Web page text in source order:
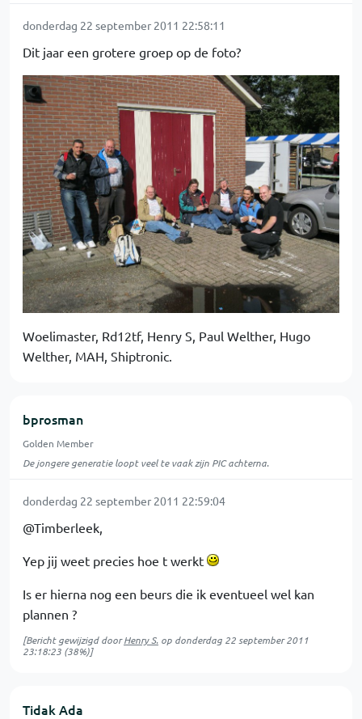
donderdag 22 september 2011 22:58:11
Dit jaar een grotere groep op de foto?
Woelimaster, Rd12tf, Henry S, Paul Welther, Hugo
Welther, MAH, Shiptronic.
bprosman
Golden Member
De jongere generatie loopt veel te vaak zijn PIC achterna.
donderdag 22 september 2011 22:59:04
@Timberleek,
Yep jij weet precies hoe t werkt
Is er hierna nog een beurs die ik eventueel wel kan
plannen ?
[Bericht gewijzigd doorHenry S. op donderdag 22 september 2011
23:18:23 (38%)]
Tidak Ada